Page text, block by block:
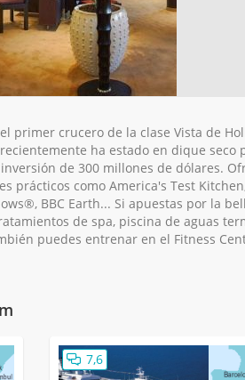
primer crucero de la clase Vista de
ha estado en dique seco
de 300 millones de dólares.
prácticos como America's Test
BBC Earth... Si apuestas por la
de spa, piscina de aguas
puedes entrenar en el Fitness
7,6